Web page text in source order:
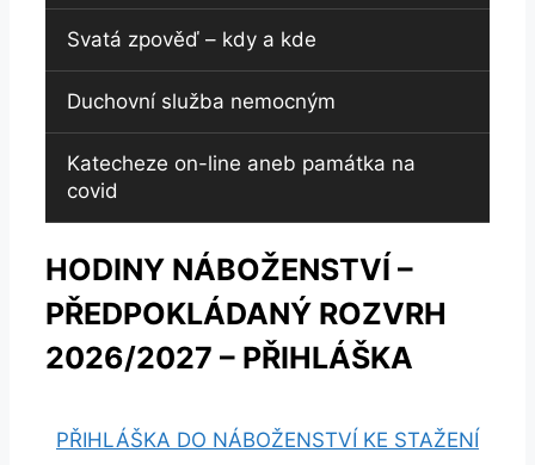
Svatá zpověď – kdy a kde
Duchovní služba nemocným
Katecheze on-line aneb památka na
covid
HODINY NÁBOŽENSTVÍ –
PŘEDPOKLÁDANÝ ROZVRH
2026/2027 – PŘIHLÁŠKA
PŘIHLÁŠKA DO NÁBOŽENSTVÍ KE STAŽENÍ